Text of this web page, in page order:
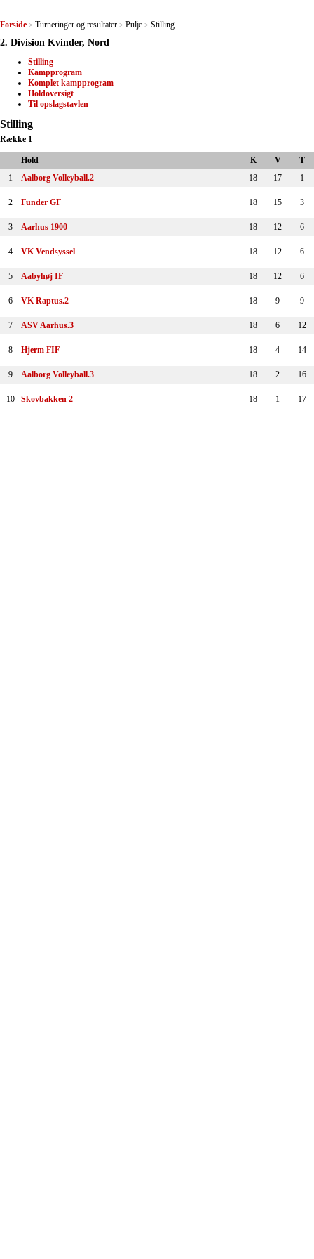
Forside > Turneringer og resultater > Pulje > Stilling
2. Division Kvinder, Nord
Stilling
Kampprogram
Komplet kampprogram
Holdoversigt
Til opslagstavlen
Stilling
Række 1
Hold K V
T
1
Aalborg Volleyball.2 18 17 1
2 Funder GF 18 15 3
3 Aarhus 1900 18 12 6
4 VK Vendsyssel 18 12 6
5 Aabyhøj IF 18 12 6
6 VK Raptus.2 18 9 9
7 ASV Aarhus.3 18 6 12
8 Hjerm FIF 18 4 14
9 Aalborg Volleyball.3 18 2 16
10 Skovbakken 2 18 1 17